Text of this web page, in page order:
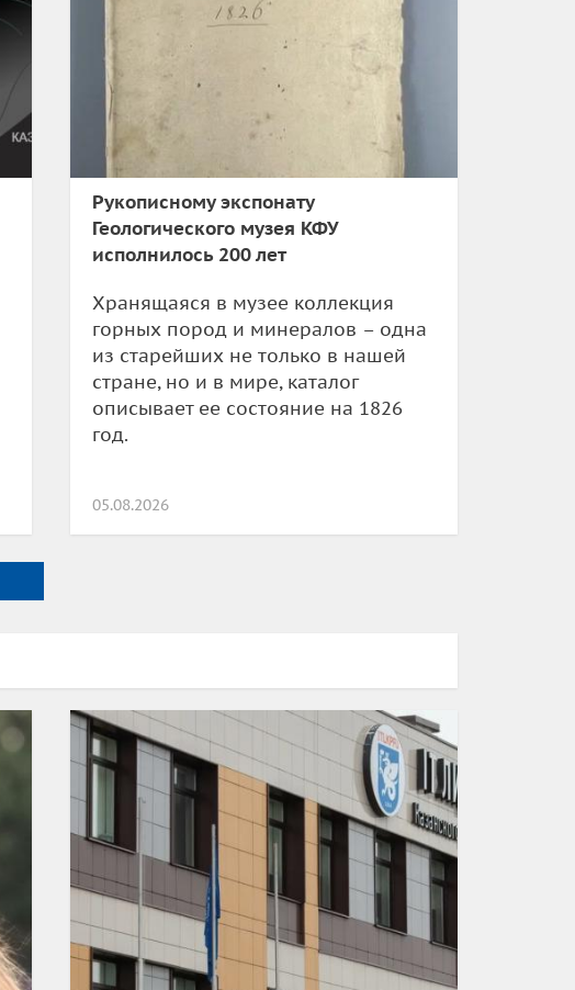
Рукописному экспонату
Геологического музея КФУ
исполнилось 200 лет
Хранящаяся в музее коллекция
горных пород и минералов – одна
из старейших не только в нашей
стране, но и в мире, каталог
описывает ее состояние на 1826
год.
05.08.2026